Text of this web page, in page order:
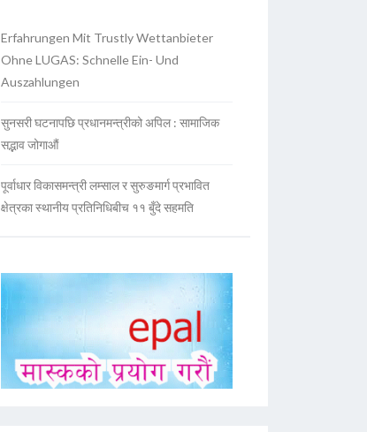
Erfahrungen Mit Trustly Wettanbieter
Ohne LUGAS: Schnelle Ein- Und
Auszahlungen
सुनसरी घटनापछि प्रधानमन्त्रीको अपिल : सामाजिक
सद्भाव जोगाऔं
पूर्वाधार विकासमन्त्री लम्साल र सुरुङमार्ग प्रभावित
क्षेत्रका स्थानीय प्रतिनिधिबीच ११ बुँदे सहमति